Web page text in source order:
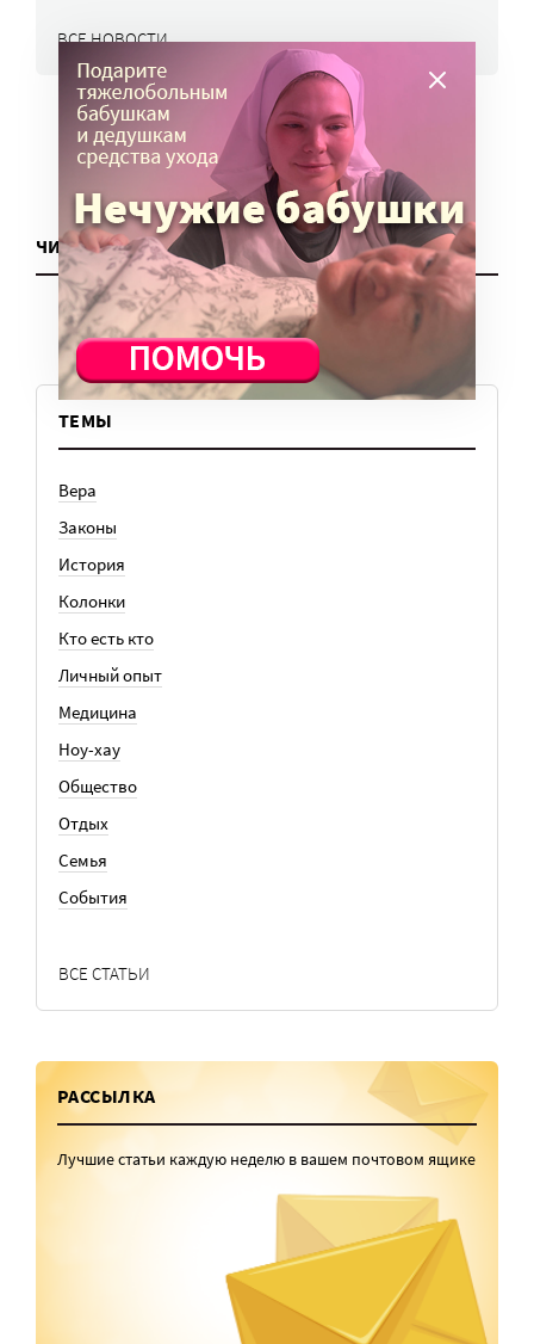
ВСЕ НОВОСТИ
ЧИТАТЬ ЕЩЕ
ТЕМЫ
Вера
Законы
История
Колонки
Кто есть кто
Личный опыт
Медицина
Ноу-хау
Общество
Отдых
Семья
События
ВСЕ СТАТЬИ
РАССЫЛКА
Лучшие статьи каждую неделю в вашем почтовом ящике